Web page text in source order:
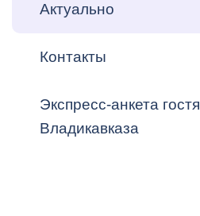
Актуально
Контакты
Экспресс-анкета гостя
Владикавказа